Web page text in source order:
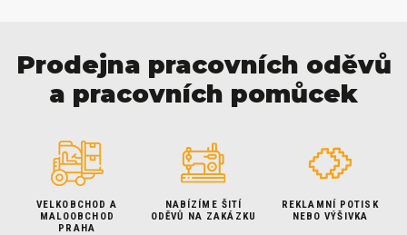
Prodejna pracovních oděvů
a pracovních pomůcek
VELKOBCHOD A
MALOOBCHOD
PRAHA
NABÍZÍME ŠITÍ
ODĚVŮ NA ZAKÁZKU
REKLAMNÍ POTISK
NEBO VÝŠIVKA